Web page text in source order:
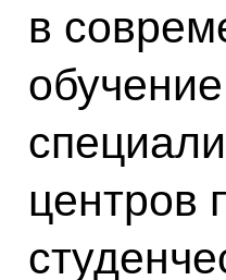
в
центров